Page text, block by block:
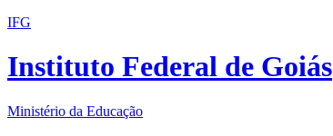
IFG
Instituto Federal de Goiás
Ministério da Educação